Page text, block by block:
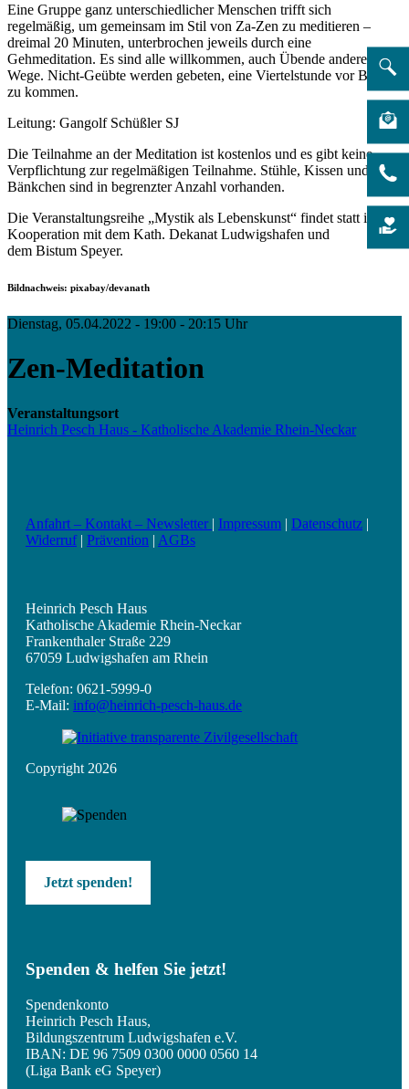
Eine Gruppe ganz unterschiedlicher Menschen trifft sich
regelmäßig, um gemeinsam im Stil von Za-Zen zu meditieren –
dreimal 20 Minuten, unterbrochen jeweils durch eine
Gehmeditation. Es sind alle willkommen, auch Übende anderer
Wege. Nicht-Geübte werden gebeten, eine Viertelstunde vor Beginn
zu kommen.
Leitung: Gangolf Schüßler SJ
Die Teilnahme an der Meditation ist kostenlos und es gibt keine
Verpflichtung zur regelmäßigen Teilnahme. Stühle, Kissen und
Bänkchen sind in begrenzter Anzahl vorhanden.
Die Veranstaltungsreihe „Mystik als Lebenskunst“ findet statt in
Kooperation mit dem Kath. Dekanat Ludwigshafen und
dem Bistum Speyer.
Bildnachweis: pixabay/devanath
Dienstag, 05.04.2022 - 19:00 - 20:15 Uhr
Zen-Meditation
Veranstaltungsort
Heinrich Pesch Haus - Katholische Akademie Rhein-Neckar
Anfahrt – Kontakt – Newsletter | Impressum | Datenschutz |
Widerruf| Prävention | AGBs
Heinrich Pesch Haus
Katholische Akademie Rhein-Neckar
Frankenthaler Straße 229
67059 Ludwigshafen am Rhein
Telefon: 0621-5999-0
E-Mail: info@heinrich-pesch-haus.de
Copyright 2026
Jetzt spenden!
Spenden & helfen Sie jetzt!
Spendenkonto
Heinrich Pesch Haus,
Bildungszentrum Ludwigshafen e.V.
IBAN: DE 96 7509 0300 0000 0560 14
(Liga Bank eG Speyer)